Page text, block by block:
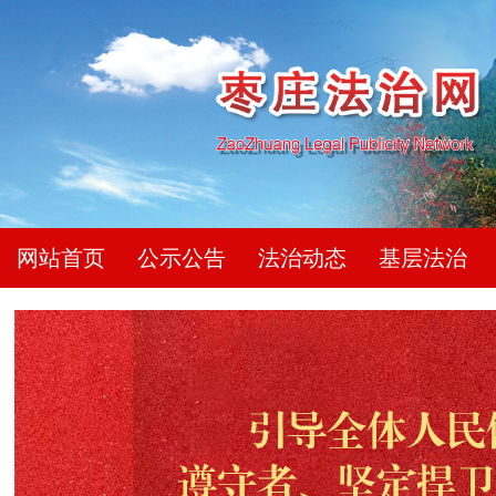
网站首页 公示公告 法治动态 基层法治